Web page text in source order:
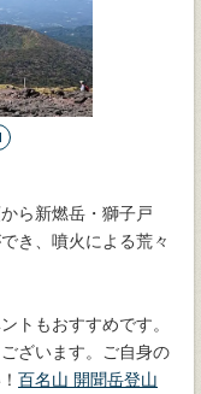
ら新燃岳・獅子戸
き、噴火による荒々
トもおすすめです。
ざいます。ご自身の
百名山 開聞岳登山